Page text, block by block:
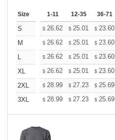
Size 1-11 12-35 36-71
S $ 26.62 $ 25.01 $ 23.60
M
$ 26.62 $ 25.01 $ 23.60
L
$ 26.62 $ 25.01 $ 23.60
XL
$ 26.62 $ 25.01 $ 23.60
2XL
$ 28.99 $ 27.23 $ 25.69
3XL
$ 28.99 $ 27.23 $ 25.69